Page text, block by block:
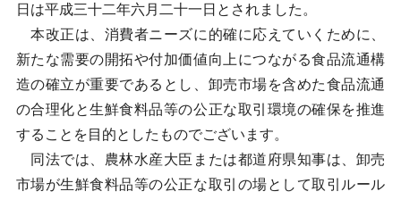
日は平成三十二年六月二十一日とされました。
本改正は、消費者ニーズに的確に応えていくために、
新たな需要の開拓や付加価値向上につながる食品流通構
造の確立が重要であるとし、卸売市場を含めた食品流通
の合理化と生鮮食料品等の公正な取引環境の確保を推進
することを目的としたものでございます。
同法では、農林水産大臣または都道府県知事は、卸売
市場が生鮮食料品等の公正な取引の場として取引ルール